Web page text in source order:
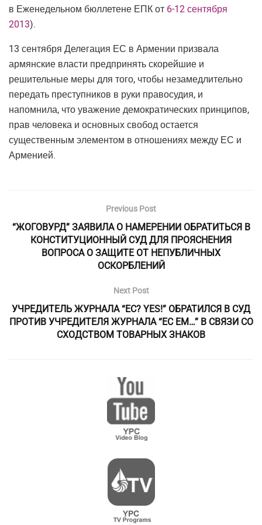
в Еженедельном бюллетене ЕПК от 6-12 сентября
2013).
13 сентября Делегация ЕС в Армении призвала
армянские власти предпринять скорейшие и
решительные меры для того, чтобы незамедлительно
передать преступников в руки правосудия, и
напомнила, что уважение демократических принципов,
прав человека и основных свобод остается
существенным элементом в отношениях между ЕС и
Арменией.
Previous Post
“ЖОГОВУРД” ЗАЯВИЛА О НАМЕРЕНИИ ОБРАТИТЬСЯ В
КОНСТИТУЦИОННЫЙ СУД ДЛЯ ПРОЯСНЕНИЯ
ВОПРОСА О ЗАЩИТЕ ОТ НЕПУБЛИЧНЫХ
ОСКОРБЛЕНИЙ
Next Post
УЧРЕДИТЕЛЬ ЖУРНАЛА “ЕС? YES!” ОБРАТИЛСЯ В СУД
ПРОТИВ УЧРЕДИТЕЛЯ ЖУРНАЛА “ЕС ЕМ…” В СВЯЗИ СО
СХОДСТВОМ ТОВАРНЫХ ЗНАКОВ